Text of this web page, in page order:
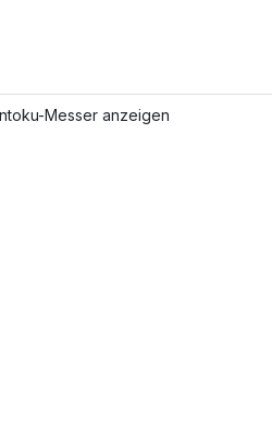
Messer anzeigen